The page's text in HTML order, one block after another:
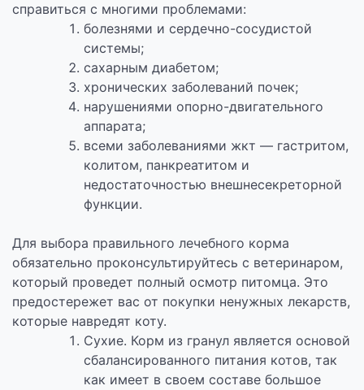
справиться с многими проблемами:
болезнями и сердечно-сосудистой
системы;
сахарным диабетом;
хронических заболеваний почек;
нарушениями опорно-двигательного
аппарата;
всеми заболеваниями жкт — гастритом,
колитом, панкреатитом и
недостаточностью внешнесекреторной
функции.
Для выбора правильного лечебного корма
обязательно проконсультируйтесь с ветеринаром,
который проведет полный осмотр питомца. Это
предостережет вас от покупки ненужных лекарств,
которые навредят коту.
Сухие. Корм из гранул является основой
сбалансированного питания котов, так
как имеет в своем составе большое